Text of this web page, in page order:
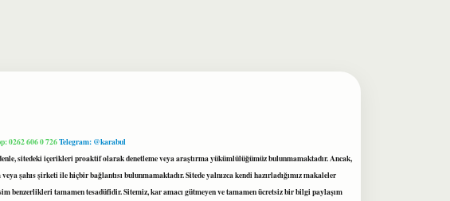
0262 606 0 726Telegram: @karabul
sitedeki içerikleri proaktif olarak denetleme veya araştırma yükümlülüğümüz bulunmamaktadır. Ancak,
şahıs şirketi ile hiçbir bağlantısı bulunmamaktadır. Sitede yalnızca kendi hazırladığımız makaleler
benzerlikleri tamamen tesadüfidir. Sitemiz, kar amacı gütmeyen ve tamamen ücretsiz bir bilgi paylaşım